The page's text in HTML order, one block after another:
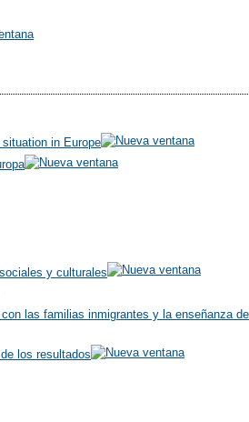
in Europe
y culturales
las familias inmigrantes y la enseñanza
los resultados